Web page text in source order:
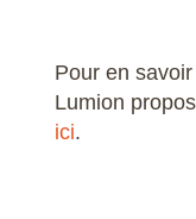
Pour en
Lumion
ici.